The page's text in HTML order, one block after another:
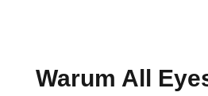
Warum All